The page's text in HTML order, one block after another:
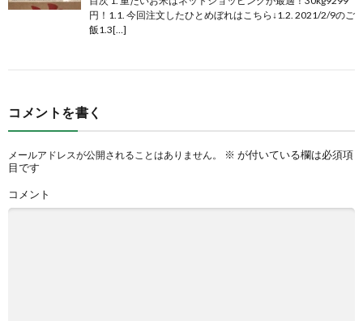
円！1.1. 今回注文したひとめぼれはこちら↓1.2. 2021/2/9のご
飯1.3[…]
コメントを書く
メールアドレスが公開されることはありません。 ※ が付いている欄は必須項
目です
コメント